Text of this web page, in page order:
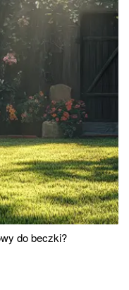
do beczki?